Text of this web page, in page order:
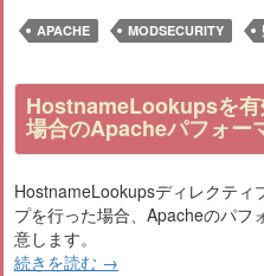
APACHE MODSECURITY
HostnameLookupsを有
場合のApacheパフォー
HostnameLookupsディレクティ
プを行った場合、Apacheのパフ
意します。
続きを読む →